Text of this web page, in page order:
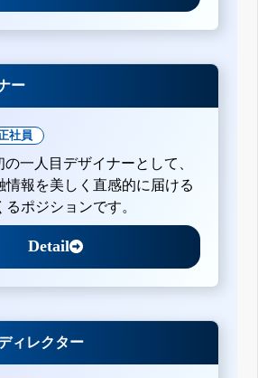
ー
社員
一人目デザイナーとして、
情報を美しく直感的に届ける
ポジションです。
Detail
ィレクター